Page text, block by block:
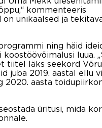
kommenteeris
on unikaalsed ja
ning häid
luua.
tiitel läks seekord
juba 2019. aastal ellu
2020. aasta
üritusi, mida